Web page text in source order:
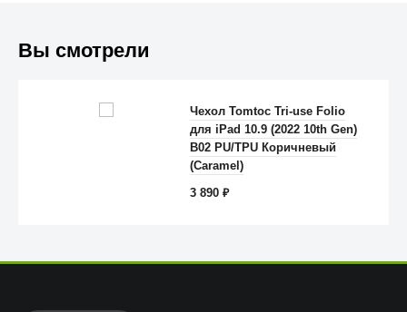
Вы смотрели
Чехол Tomtoc Tri-use Folio
для iPad 10.9 (2022 10th Gen)
B02 PU/TPU Коричневый
(Caramel)
3 890₽